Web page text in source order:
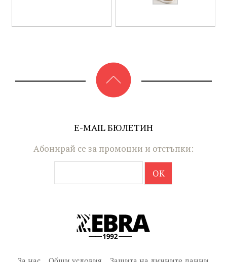
E-MAIL БЮЛЕТИН
Абонирай се за промоции и отстъпки: